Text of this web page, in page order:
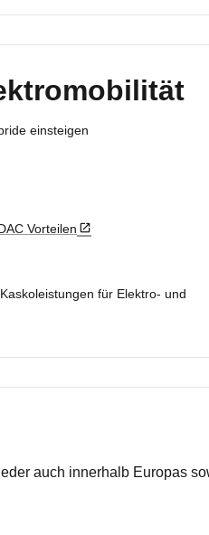
einsteigen
Vorteilen
für Elektro- und
auch innerhalb Europas